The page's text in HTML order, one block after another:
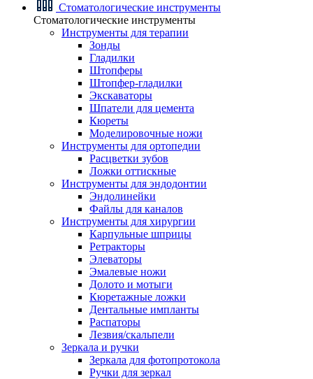
Стоматологические инструменты
Стоматологические инструменты
Инструменты для терапии
Зонды
Гладилки
Штопферы
Штопфер-гладилки
Экскаваторы
Шпатели для цемента
Кюреты
Моделировочные ножи
Инструменты для ортопедии
Расцветки зубов
Ложки оттискные
Инструменты для эндодонтии
Эндолинейки
Файлы для каналов
Инструменты для хирургии
Карпульные шприцы
Ретракторы
Элеваторы
Эмалевые ножи
Долото и мотыги
Кюретажные ложки
Дентальные импланты
Распаторы
Лезвия/скальпели
Зеркала и ручки
Зеркала для фотопротокола
Ручки для зеркал